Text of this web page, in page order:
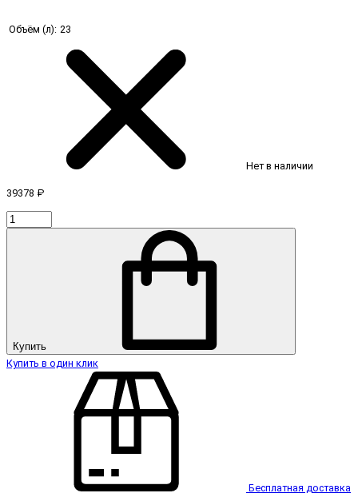
Объём (л): 23
Нет в наличии
39378 ₽
Купить
Купить в один клик
Бесплатная доставка